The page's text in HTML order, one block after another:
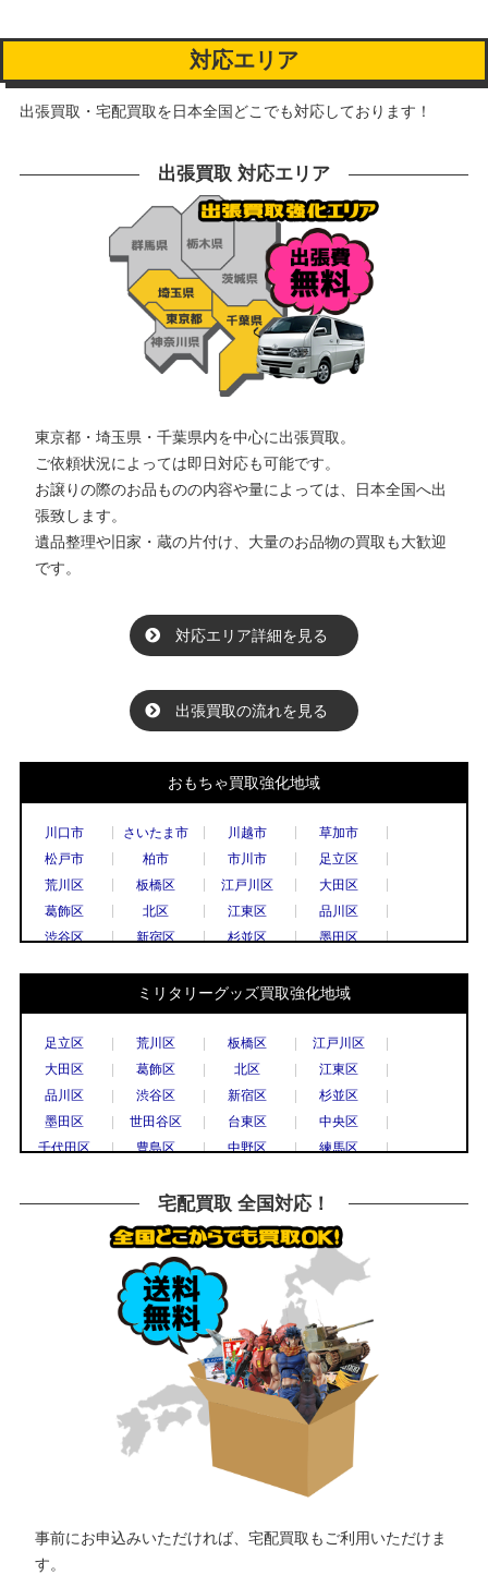
対応エリア
出張買取・宅配買取を日本全国どこでも対応しております！
出張買取 対応エリア
東京都・埼玉県・千葉県内を中心に出張買取。
ご依頼状況によっては即日対応も可能です。
お譲りの際のお品ものの内容や量によっては、日本全国へ出
張致します。
遺品整理や旧家・蔵の片付け、大量のお品物の買取も大歓迎
です。
対応エリア詳細を見る
出張買取の流れを見る
おもちゃ買取強化地域
川口市 さいたま市 川越市
草加市
松戸市
柏市 市川市
足立区
荒川区
板橋区 江戸川区
大田区
葛飾区
北区 江東区
品川区
渋谷区
新宿区 杉並区
墨田区
中野区 練馬区
文京区
港区
目黒区 国立市
小金井市
国分寺市
小平市 立川市
調布市
西東京市
八王子市 東村山市
日野市
府中市
三鷹市 武蔵野市
上尾市
春日部市
久喜市 熊谷市
越谷市
秩父市
所沢市 戸田市
新座市
鎌倉市 川崎市
相模原市
横須賀市 横浜市
宇都宮市
高崎市 前橋市
古河市
水戸市
ミリタリーグッズ買取強化地域
足立区 荒川区 板橋区
江戸川区
大田区
葛飾区 北区
江東区
品川区
渋谷区 新宿区
杉並区
墨田区
世田谷区 台東区
中央区
千代田区
豊島区 中野区
練馬区
横浜市
川崎市 川口市
越谷市
戸田市 さいたま市
所沢市
市川市 柏市
松戸市
高崎市 小山市
宅配買取 全国対応！
事前にお申込みいただければ、宅配買取もご利用いただけま
す。